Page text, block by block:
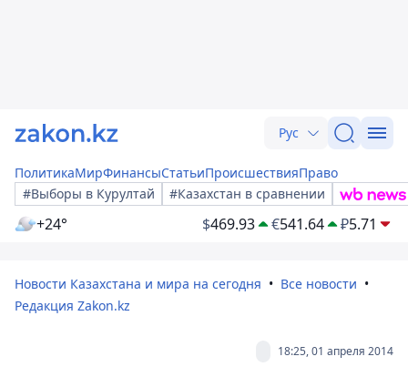
Рус
ПолитикаМирФинансыСтатьиПроисшествияПраво
#Выборы в Курултай
#Казахстан в сравнении
+24° $469.93 €541.64 ₽5.71
Новости Казахстана и мира на сегодня
Все новости
Редакция Zakon.kz
18:25, 01 апреля 2014